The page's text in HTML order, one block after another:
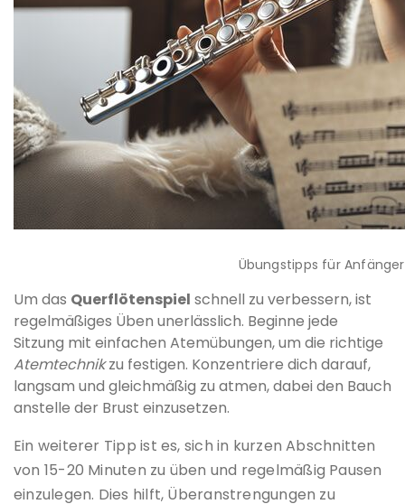
Übungstipps für
Um das Querflötenspiel schnell zu verbessern, ist
regelmäßiges Üben unerlässlich. Beginne jede
Sitzung mit einfachen Atemübungen, um die richtige
Atemtechnikzu festigen. Konzentriere dich darauf,
langsam und gleichmäßig zu atmen, dabei den Bauch
anstelle der Brust einzusetzen.
Ein weiterer Tipp ist es, sich in kurzen Abschnitten
von 15-20 Minuten zu üben und regelmäßig Pausen
einzulegen. Dies hilft, Überanstrengungen zu